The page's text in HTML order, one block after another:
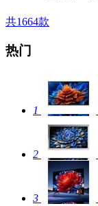
共1664款
热门
1
2
3